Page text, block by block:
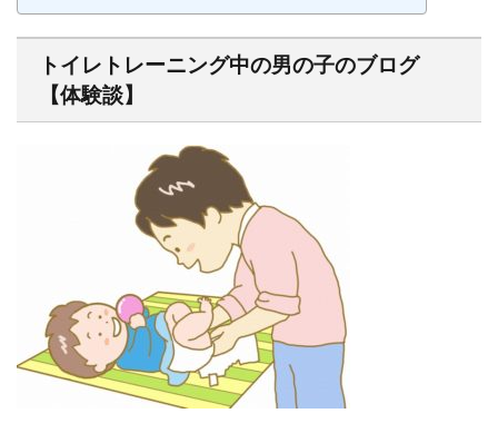
トイレトレーニング中の男の子のブログ
【体験談】